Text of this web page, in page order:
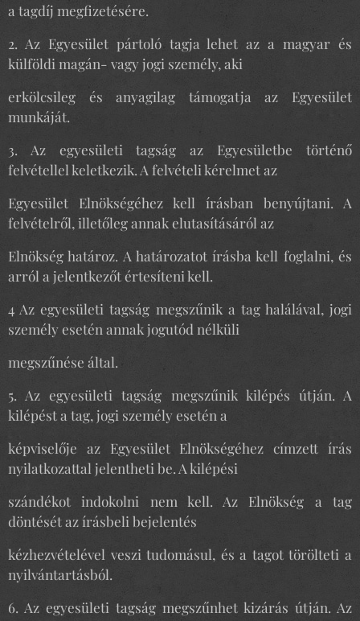
a tagdíj megfizetésére.
2. Az Egyesület pártoló tagja lehet az a magyar és
külföldi magán- vagy jogi személy, aki
erkölcsileg és anyagilag támogatja az Egyesület
munkáját.
3. Az egyesületi tagság az Egyesületbe történő
felvétellel keletkezik. A felvételi kérelmet az
Egyesület Elnökségéhez kell írásban benyújtani. A
felvételről, illetőleg annak elutasításáról az
Elnökség határoz. A határozatot írásba kell foglalni, és
arról a jelentkezőt értesíteni kell.
4 Az egyesületi tagság megszűnik a tag halálával, jogi
személy esetén annak jogutód nélküli
megszűnése által.
5. Az egyesületi tagság megszűnik kilépés útján. A
kilépést a tag, jogi személy esetén a
képviselője az Egyesület Elnökségéhez címzett írás
nyilatkozattal jelentheti be. A kilépési
szándékot indokolni nem kell. Az Elnökség a tag
döntését az írásbeli bejelentés
kézhezvételével veszi tudomásul, és a tagot törölteti a
nyilvántartásból.
6. Az egyesületi tagság megszűnhet kizárás útján. Az